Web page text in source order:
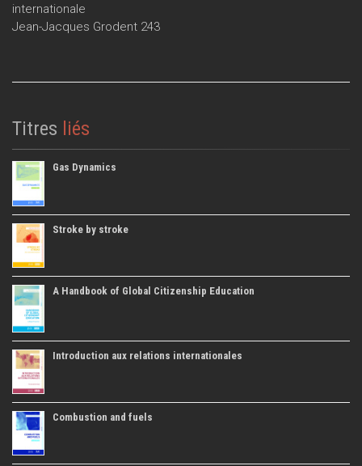
internationale
Jean-Jacques Grodent 243
Titres liés
Gas Dynamics
Stroke by stroke
A Handbook of Global Citizenship Education
Introduction aux relations internationales
Combustion and fuels